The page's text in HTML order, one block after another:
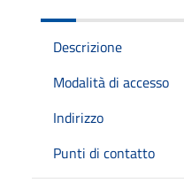
Descrizione
Modalità di accesso
Indirizzo
Punti di contatto